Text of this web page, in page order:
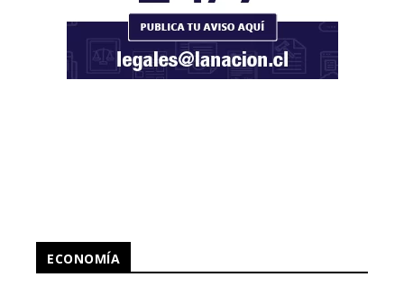
ECONOMÍA